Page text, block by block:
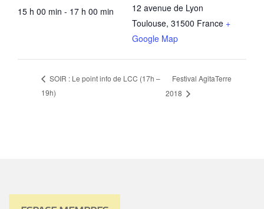
15 h 00 min - 17 h 00 min
12 avenue de Lyon
Toulouse, 31500 France +
Google Map
SOIR : Le point info de LCC (17h –
19h)
Festival AgitaTerre
2018